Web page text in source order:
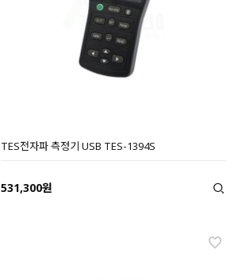
TES전자파 측정기 USB TES-1394S
531,300원